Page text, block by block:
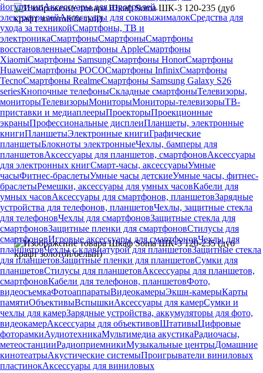
йогуртницАксессуары для аэрогрилей,
электрогрилейАксессуары для соковыжималокСредства для
ухода за техникойСмартфоны, ТВ и
электроникаСмартфоныСмартфоныСмартфоны
восстановленныеСмартфоны AppleСмартфоны
XiaomiСмартфоны SamsungСмартфоны HonorСмартфоны
HuaweiСмартфоны POCOСмартфоны InfinixСмартфоны
TecnoСмартфоны RealmeСмартфоны Samsung Galaxy S26
seriesКнопочные телефоныСкладные смартфоныТелевизоры,
мониторыТелевизорыМониторыМониторы-телевизорыТВ-
приставки и медиаплеерыПроекторыПроекционные
экраныПрофессиональные дисплеиПланшеты, электронные
книгиПланшетыЭлектронные книгиГрафические
планшетыБлокноты электронныеЧехлы, бамперы для
планшетовАксессуары для планшетов, смартфоновАксессуары
для электронных книгСмарт-часы, аксессуарыУмные
часыФитнес-браслетыУмные часы детскиеУмные часы, фитнес-
браслетыРемешки, аксессуары для умных часовКабели для
умных часовАксессуары для смартфонов, планшетовЗарядные
устройства для телефонов, планшетовЧехлы, защитные стекла
для телефоновЧехлы для смартфоновЗащитные стекла для
смартфоновЗащитные пленки для смартфоновСтилусы для
смартфоновИгровые аксессуары для смартфоновЧехлы для
планшетовЧехлы с клавиатурой для планшетовЗащитные стекла
для планшетовЗащитные пленки для планшетовСумки для
планшетовСтилусы для планшетовАксессуары для планшетов,
смартфоновКабели для телефонов, планшетовФото,
видеосъемкаФотоаппаратыВидеокамерыЭкшн-камерыКарты
памятиОбъективыВспышкиАксессуары для камерСумки и
чехлы для камерЗарядные устройства, аккумуляторы для фото,
видеокамерАксессуары для объективовШтативыЦифровые
фоторамкиАудиотехникаМультимедиа акустикаРадиочасы,
метеостанцииРадиоприемникиМузыкальные центрыДомашние
кинотеатрыАкустические системыПроигрыватели виниловых
пластинокАксессуары для виниловых